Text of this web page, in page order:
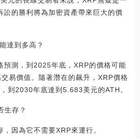
訟的勝利將為加密資產帶來巨大的價
達到多高？
預測，到2025年底，XRP的價格可能
易價值。隨著潛在的飆升，XRP價格
到2030年底達到5.683美元的ATH。
生存？
因為它不需要XRP來運行。